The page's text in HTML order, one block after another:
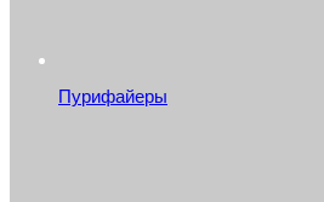
Пурифайеры